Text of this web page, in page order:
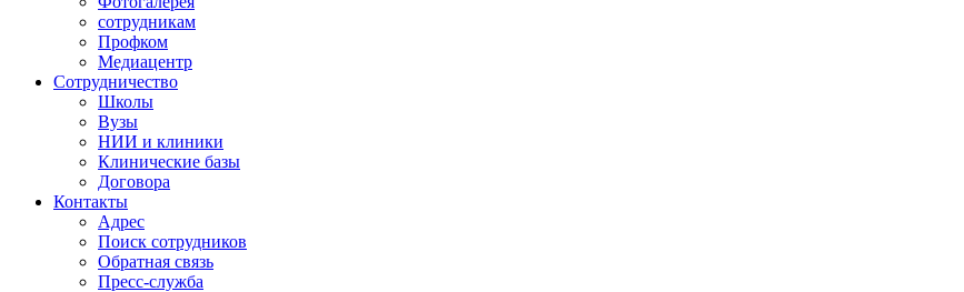
сотрудникам
Профком
Медиацентр
Сотрудничество
Школы
Вузы
НИИ и клиники
Клинические базы
Договора
Контакты
Адрес
Поиск сотрудников
Обратная связь
Пресс-служба